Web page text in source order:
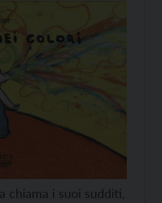
chiama i suoi sudditi,